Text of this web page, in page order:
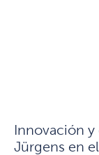
Innovación y
Jürgens en